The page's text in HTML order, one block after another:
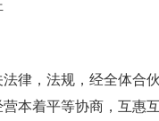
律，法规，经全体合
本着平等协商，互惠